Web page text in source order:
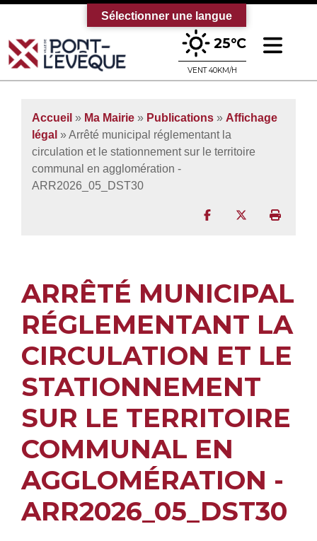
Bienvenue sur le site officiel de la
25°C
VENT 40KM/H
Accueil » Ma Mairie » Publications » Affichage
légal » Arrêté municipal réglementant la
circulation et le stationnement sur le territoire
communal en agglomération -
ARR2026_05_DST30
Partager surPartager sur
ARRÊTÉ MUNICIPAL
RÉGLEMENTANT LA
CIRCULATION ET LE
STATIONNEMENT
SUR LE TERRITOIRE
COMMUNAL EN
AGGLOMÉRATION -
ARR2026_05_DST30
Sélectionner une langue